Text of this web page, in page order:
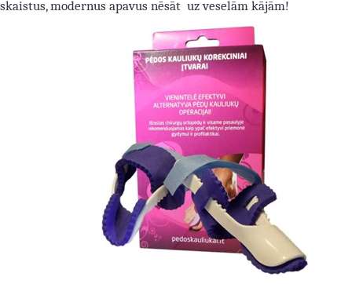
skaistus, modernus apavus nēsāt uz veselām kājām!